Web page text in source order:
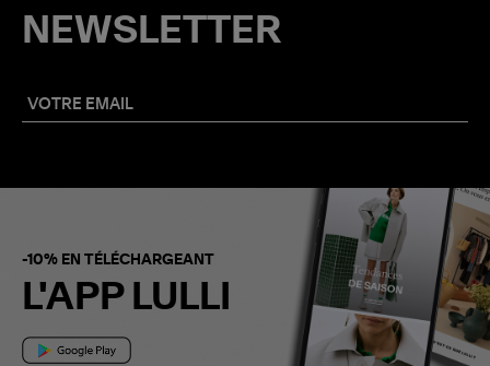
NEWSLETTER
-10% EN TÉLÉCHARGEANT
L'APP LULLI